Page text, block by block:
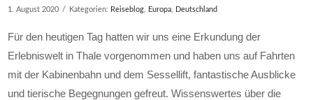
1. August 2020 Kategorien: Reiseblog Europa Deutschland
Für den heutigen Tag hatten wir uns eine Erkundung der
Erlebniswelt in Thale vorgenommen und haben uns auf Fahrten
mit der Kabinenbahn und dem Sessellift, fantastische Ausblicke
und tierische Begegnungen gefreut. Wissenswertes über die